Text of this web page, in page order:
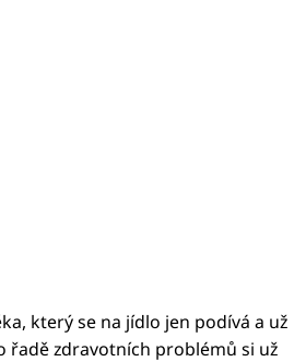
který se na jídlo jen podívá a už
řadě zdravotních problémů si už